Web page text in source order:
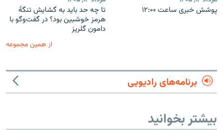
پوشش خبری ساعت ۱۲:۰۰
تا چه حد باید به گشایش تنگهٔ
هرمز خوشبین بود؟ در گفت‌وگو با
دامون گلریز
از همین مجموعه
برنامه‌های رادیویی
بیشتر بخوانید